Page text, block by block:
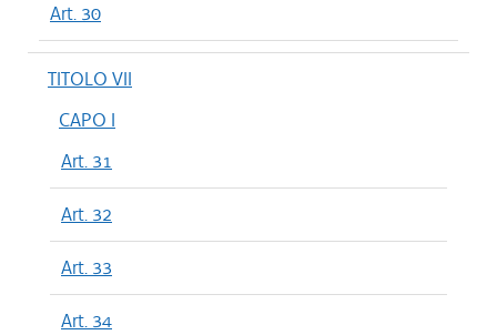
Art. 30
TITOLO VII
CAPO I
Art. 31
Art. 32
Art. 33
Art. 34